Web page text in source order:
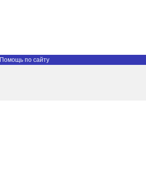
Помощь по сайту